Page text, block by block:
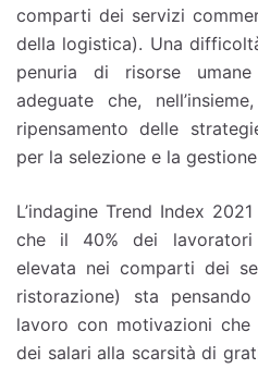
comparti dei servizi
della logistica). Una
penuria di risorse
adeguate che,
ripensamento delle
per la selezione e la
L’indagine Trend Index
che il 40% dei lavoratori
elevata nei comparti dei
ristorazione) sta
lavoro con motivazioni che
dei salari alla scarsità di